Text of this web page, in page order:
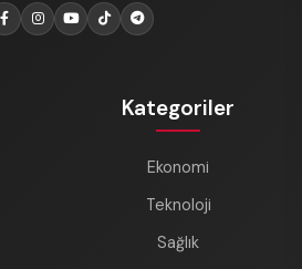
Kategoriler
Ekonomi
Teknoloji
Sağlık